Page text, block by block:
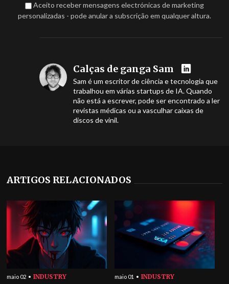
Aceito receber mensagens electrónicas de marketing
personalizadas - pode anular a subscrição em qualquer altura.
Calças de ganga Sam
Sam é um escritor de ciência e tecnologia que
trabalhou em várias startups de IA. Quando
não está a escrever, pode ser encontrado a ler
revistas médicas ou a vasculhar caixas de
discos de vinil.
ARTIGOS RELACIONADOS
maio 02 INDUSTRY maio 01 INDUSTRY